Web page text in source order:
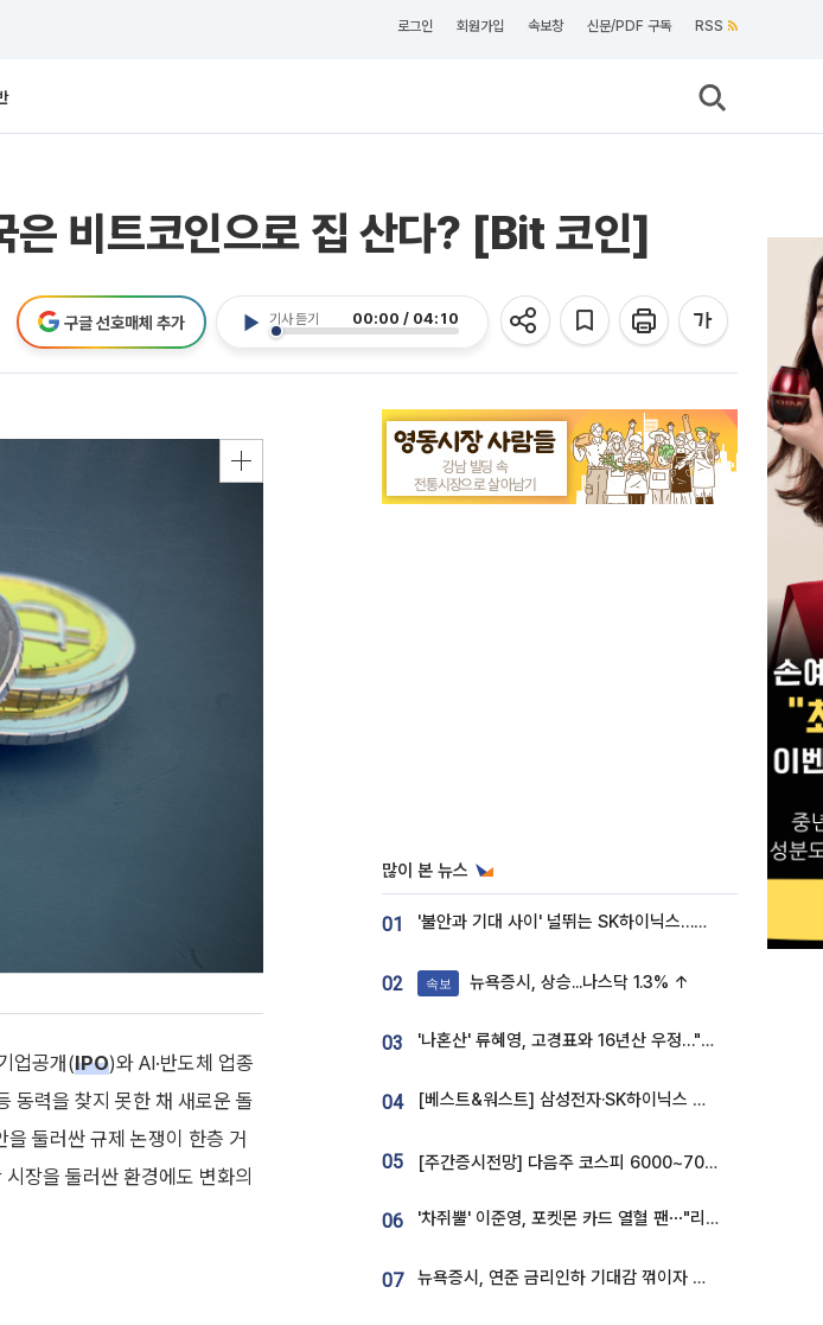
로그인 회원가입 속보창 신문/PDF 구독 RSS
비트코인으로 집 산다? [Bit 코인]
기사 듣기 00:00 / 04:10
구글 선호매체 추가
업공개(IPO)와 AI·반도체 업종
동력을 찾지 못한 채 새로운 돌
둘러싼 규제 논쟁이 한층 거
장을 둘러싼 환경에도 변화의
많이 본 뉴스
01 '불안과 기대 사이' 널뛰는 SK하이닉스…증권가 "HBM4·LTA 기반 펀터멘털 견고"
02 속보 뉴욕증시, 상승...나스닥 1.3% ↑
03 '나혼산' 류혜영, 고경표와 16년산 우정…"자취방서 부모님과 마주쳐"
04 [베스트&워스트] 삼성전자·SK하이닉스 밀린 한 주…상상인증권은 85% 급등
05 [주간증시전망] 다음주 코스피 6000~7000⋯“外人 수급은 정책이 변수”
06 '차쥐뿔' 이준영, 포켓몬 카드 열혈 팬⋯"리셀러 처단할 것"
07 뉴욕증시, 연준 금리인하 기대감 꺾이자 상승...S&P500 사상 최고치 [종합]